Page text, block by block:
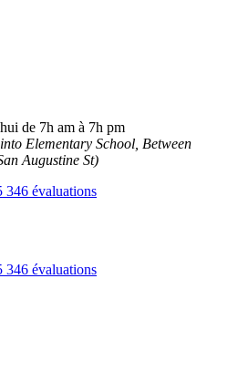
de 7h am à 7h pm
Elementary School, Between
Augustine St)
346 évaluations
346 évaluations